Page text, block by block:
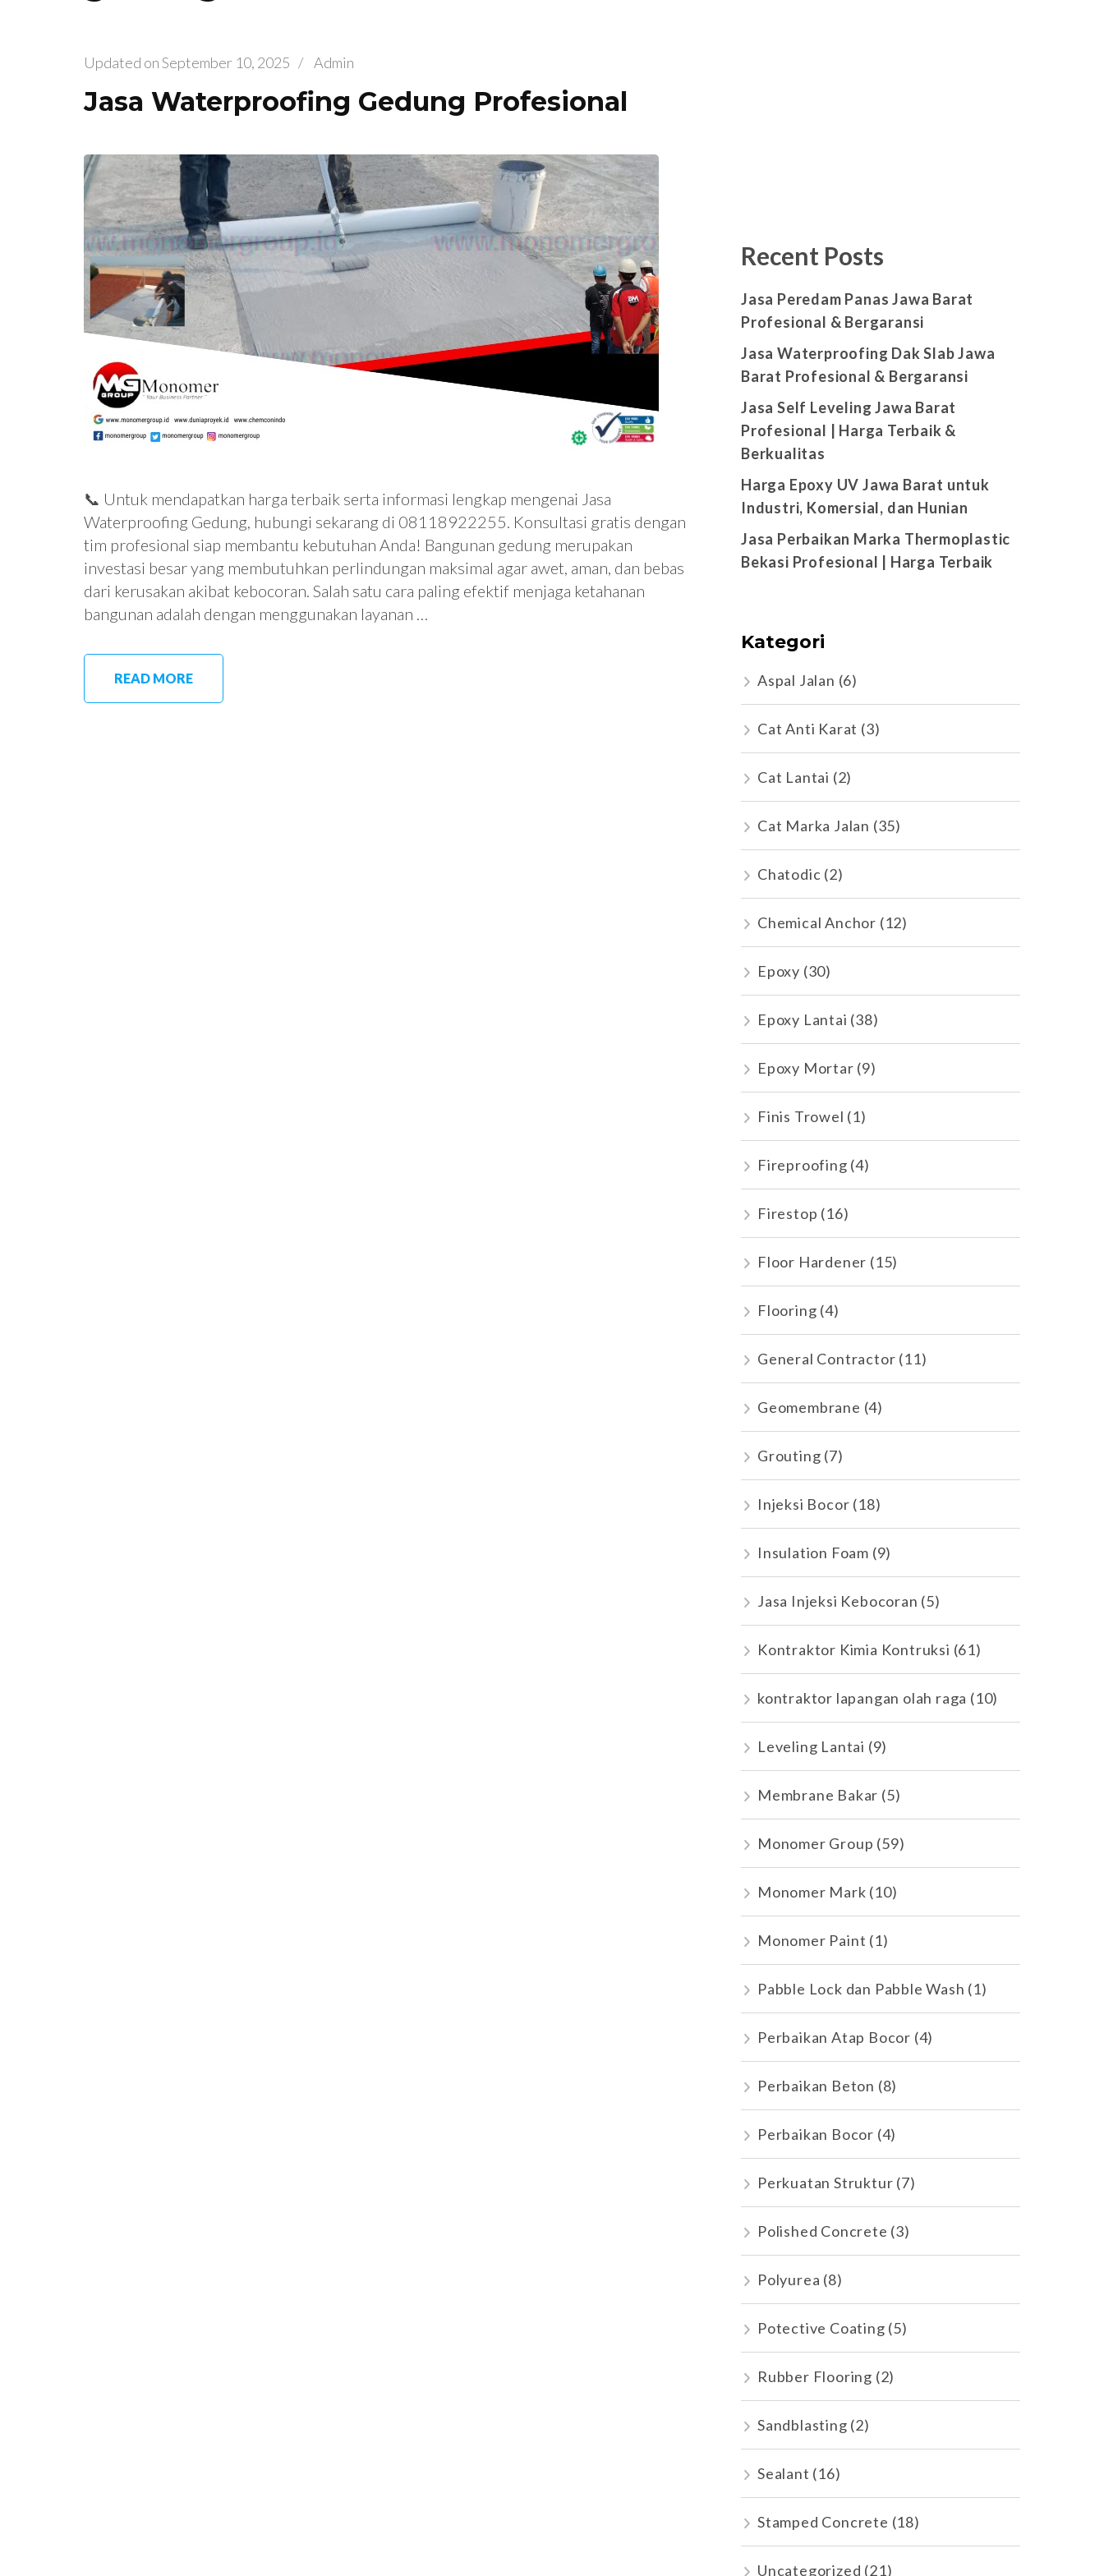
Updated onSeptember 10, 2025 / Admin
Jasa Waterproofing Gedung Profesional
📞 Untuk mendapatkan harga terbaik serta informasi lengkap mengenai Jasa
Waterproofing Gedung, hubungi sekarang di 08118922255. Konsultasi gratis dengan
tim profesional siap membantu kebutuhan Anda! Bangunan gedung merupakan
investasi besar yang membutuhkan perlindungan maksimal agar awet, aman, dan bebas
dari kerusakan akibat kebocoran. Salah satu cara paling efektif menjaga ketahanan
bangunan adalah dengan menggunakan layanan …
READ MORE
Recent Posts
Jasa Peredam Panas Jawa Barat
Profesional & Bergaransi
Jasa Waterproofing Dak Slab Jawa
Barat Profesional & Bergaransi
Jasa Self Leveling Jawa Barat
Profesional | Harga Terbaik &
Berkualitas
Harga Epoxy UV Jawa Barat untuk
Industri, Komersial, dan Hunian
Jasa Perbaikan Marka Thermoplastic
Bekasi Profesional | Harga Terbaik
Kategori
Aspal Jalan (6)
Cat Anti Karat (3)
Cat Lantai (2)
Cat Marka Jalan (35)
Chatodic (2)
Chemical Anchor (12)
Epoxy (30)
Epoxy Lantai (38)
Epoxy Mortar (9)
Finis Trowel (1)
Fireproofing (4)
Firestop (16)
Floor Hardener (15)
Flooring (4)
General Contractor (11)
Geomembrane (4)
Grouting (7)
Injeksi Bocor (18)
Insulation Foam (9)
Jasa Injeksi Kebocoran (5)
Kontraktor Kimia Kontruksi (61)
kontraktor lapangan olah raga (10)
Leveling Lantai (9)
Membrane Bakar (5)
Monomer Group (59)
Monomer Mark (10)
Monomer Paint (1)
Pabble Lock dan Pabble Wash (1)
Perbaikan Atap Bocor (4)
Perbaikan Beton (8)
Perbaikan Bocor (4)
Perkuatan Struktur (7)
Polished Concrete (3)
Polyurea (8)
Potective Coating (5)
Rubber Flooring (2)
Sandblasting (2)
Sealant (16)
Stamped Concrete (18)
Uncategorized (21)